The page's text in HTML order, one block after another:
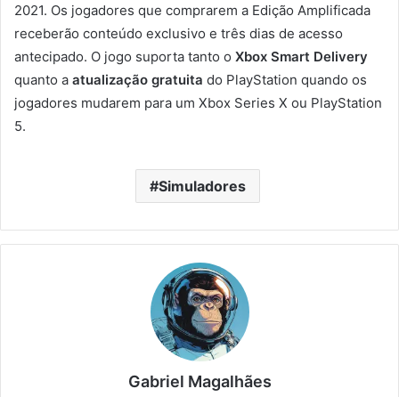
2021. Os jogadores que comprarem a Edição Amplificada
receberão conteúdo exclusivo e três dias de acesso
antecipado. O jogo suporta tanto o Xbox Smart Delivery
quanto a atualização gratuita do PlayStation quando os
jogadores mudarem para um Xbox Series X ou PlayStation
5.
Simuladores
Gabriel Magalhães